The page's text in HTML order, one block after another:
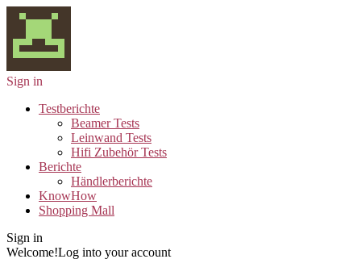
Sign in
Testberichte
Beamer Tests
Leinwand Tests
Hifi Zubehör Tests
Berichte
Händlerberichte
KnowHow
Shopping Mall
Sign in
Welcome!Log into your account